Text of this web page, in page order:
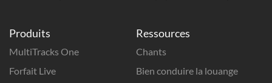
Produits
MultiTracks One
Forfait Live
Ressources
Chants
Bien conduire la louange